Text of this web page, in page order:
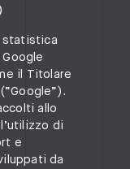
statistica
il Titolare
allo
di
e
da